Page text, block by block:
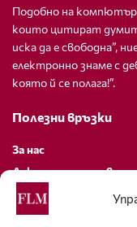
Подобно на
които цитират
иска да е свободна”,
електронно знаме с
която й се полага!”.
Полезни връзки
За нас
Декларация за
Политика за